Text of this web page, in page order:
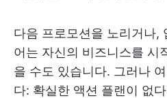
다음 프로모션을 노리거나,
어는 자신의 비즈니스를 시
을 수도 있습니다. 그러나
다: 확실한 액션 플랜이 없